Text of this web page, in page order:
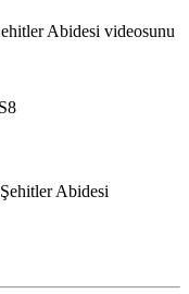
Abidesi videosunu
Abidesi